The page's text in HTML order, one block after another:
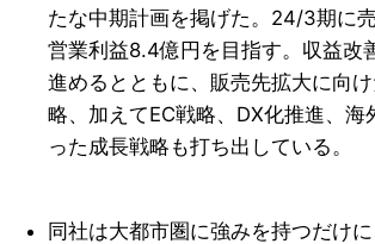
たな中期計画を掲げた。24/3期に売
営業利益8.4億円を目指す。収益改
進めるとともに、販売先拡大に向
略、加えてEC戦略、DX化推進、海
った成長戦略も打ち出している。
同社は大都市圏に強みを持つだけ